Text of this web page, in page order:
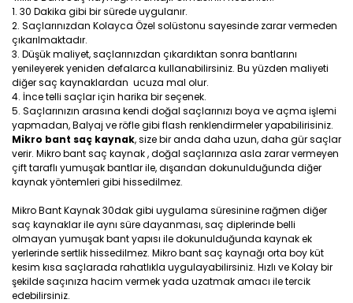
30 Dakika gibi bir sürede uygulanır.
Saçlarınızdan Kolayca Özel solüstonu sayesinde zarar vermeden
çıkarılmaktadır.
Düşük maliyet, saçlarınızdan çıkardıktan sonra bantlarını
yenileyerek yeniden defalarca kullanabilirsiniz. Bu yüzden maliyeti
diğer saç kaynaklardan ucuza mal olur.
İnce telli saçlar için harika bir seçenek.
Saçlarınızın arasına kendi doğal saçlarınızı boya ve açma işlemi
yapmadan, Balyaj ve röfle gibi flash renklendirmeler yapabilirisiniz.
Mikro bant saç kaynak, size bir anda daha uzun, daha gür saçlar
verir. Mikro bant saç kaynak , doğal saçlarınıza asla zarar vermeyen
çift taraflı yumuşak bantlar ile, dışarıdan dokunulduğunda diğer
kaynak yöntemleri gibi hissedilmez.
Mikro Bant Kaynak 30dak gibi uygulama süresinine rağmen diğer
saç kaynaklar ile aynı süre dayanması, saç diplerinde belli
olmayan yumuşak bant yapısı ile dokunulduğunda kaynak ek
yerlerinde sertlik hissedilmez. Mikro bant saç kaynağı orta boy küt
kesim kısa saçlarada rahatlıkla uygulayabilirsiniz. Hızlı ve Kolay bir
şekilde saçınıza hacim vermek yada uzatmak amacı ile tercik
edebilirsiniz.